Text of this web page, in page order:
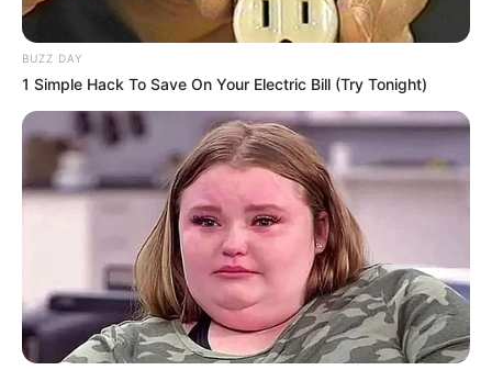
BUZZ DAY
1 Simple Hack To Save On Your Electric Bill (Try Tonight)